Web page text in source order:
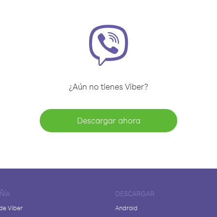
¿Aún no tienes Viber?
Descargar ahora
Viber
DESCARGAR
Android